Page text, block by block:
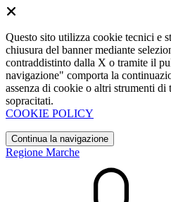
Questo sito utilizza cookie tecnici e
chiusura del banner mediante
contraddistinto dalla X o tramite il
navigazione" comporta la
assenza di cookie o altri strumenti
sopracitati.
COOKIE POLICY
Continua la navigazione
Regione Marche